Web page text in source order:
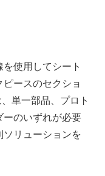
使用してシート
ースのセクショ
単一部品、プロト
ーのいずれが必要
リューションを